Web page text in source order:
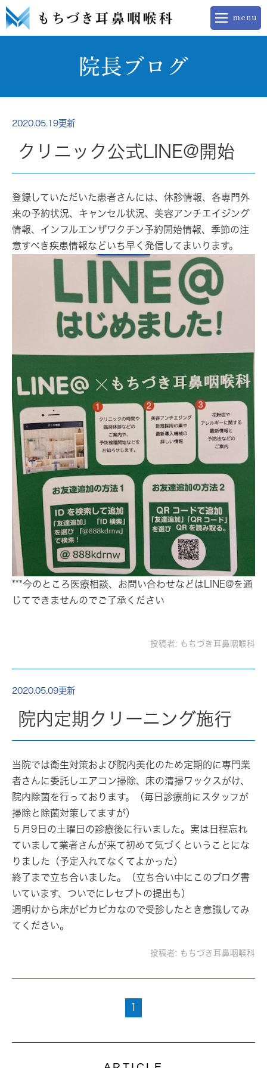
院長ブログ
2020.05.19更新
クリニック公式LINE@開始
登録していただいた患者さんには、休診情報、各専門外
来の予約状況、キャンセル状況、美容アンチエイジング
情報、インフルエンザワクチン予約開始情報、季節の注
意すべき疾患情報などいち早く発信してまいります。
***今のところ医療相談、お問い合わせなどはLINE@を通
じてできませんのでご了承ください
投稿者: もちづき耳鼻咽喉科
2020.05.09更新
院内定期クリーニング施行
当院では衛生対策および院内美化のため定期的に専門業
者さんに委託しエアコン掃除、床の清掃ワックスがけ、
院内除菌を行っております。（毎日診療前にスタッフが
掃除と除菌対策してますが）
５月9日の土曜日の診療後に行いました。実は日程忘れ
ていまして業者さんが来て初めて気づくということにな
りました（予定入れてなくてよかった）
終了まで立ち合いました。（立ち合い中にこのブログ書
いています、ついでにレセプトの提出も）
週明けから床がピカピカなので受診したとき意識してみ
てください。
投稿者: もちづき耳鼻咽喉科
1